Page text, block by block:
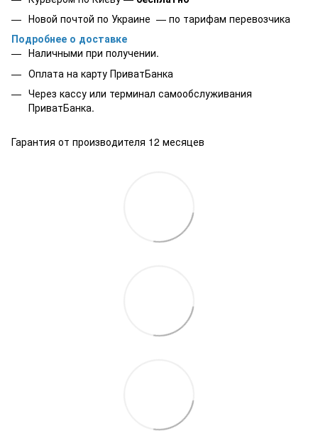
Новой почтой по Украине — по тарифам перевозчика
Подробнее о доставке
Наличными при получении.
Оплата на карту ПриватБанка
Через кассу или терминал самообслуживания
ПриватБанка.
Гарантия от производителя 12 месяцев